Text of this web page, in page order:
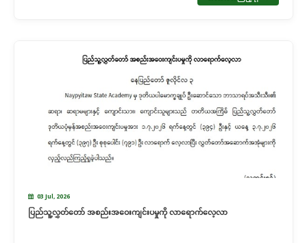
03 Jul, 2026
ပြည်သူ့လွှတ်တော် အစည်းအဝေးကျင်းပမှုကို လာရောက်လေ့လာ